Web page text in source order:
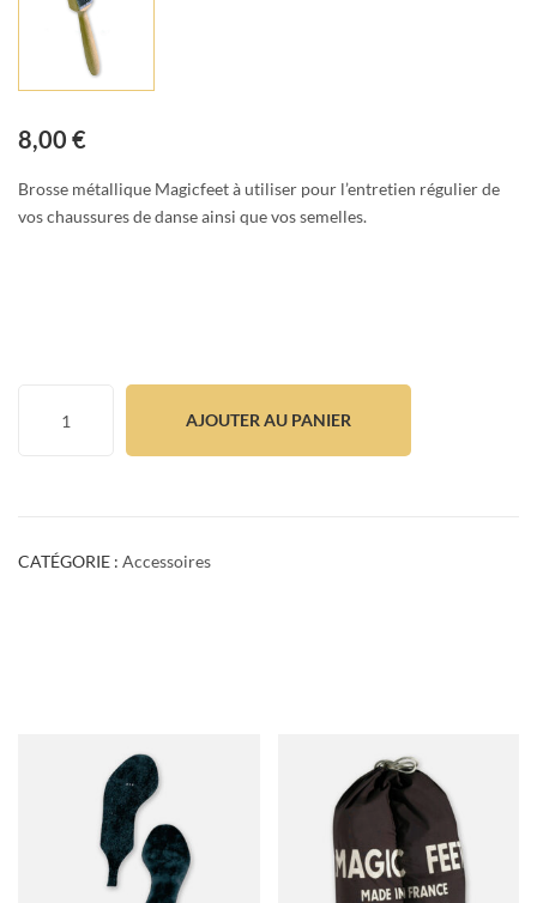
8,00 €
Brosse métallique Magicfeet à utiliser pour l’entretien régulier de
vos chaussures de danse ainsi que vos semelles.
AJOUTER AU PANIER
CATÉGORIE : Accessoires